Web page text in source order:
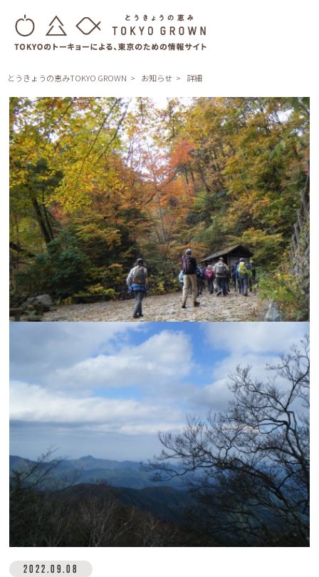
とうきょうの恵みTOKYO GROWN お知らせ 詳細
2022.09.08